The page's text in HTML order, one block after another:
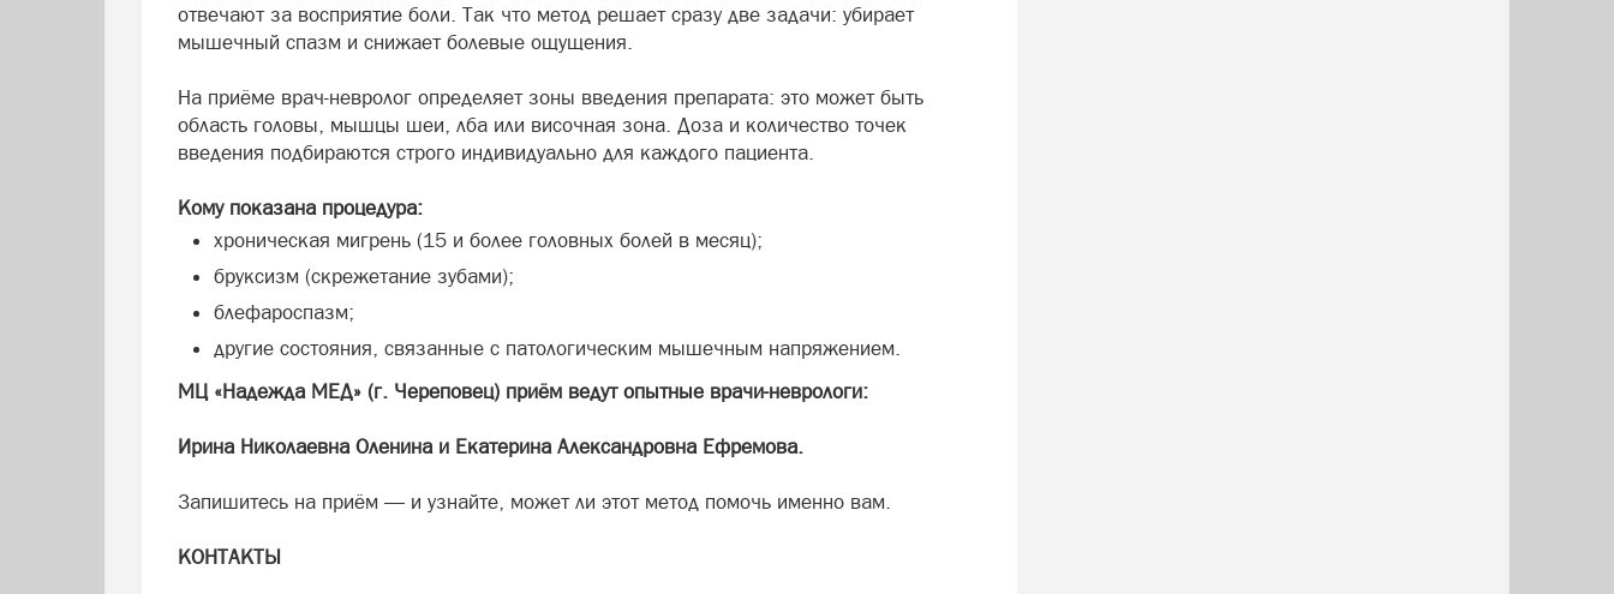
отвечают за восприятие боли. Так что метод решает сразу две задачи: убирает
мышечный спазм и снижает болевые ощущения.
На приёме врач-невролог определяет зоны введения препарата: это может быть
область головы, мышцы шеи, лба или височная зона. Доза и количество точек
введения подбираются строго индивидуально для каждого пациента.
Кому показана процедура:
хроническая мигрень (15 и более головных болей в месяц);
бруксизм (скрежетание зубами);
блефароспазм;
другие состояния, связанные с патологическим мышечным напряжением.
МЦ «Надежда МЕД» (г. Череповец) приём ведут опытные врачи-неврологи:
Ирина Николаевна Оленина и Екатерина Александровна Ефремова.
Запишитесь на приём — и узнайте, может ли этот метод помочь именно вам.
КОНТАКТЫ